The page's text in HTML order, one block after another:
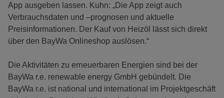
App ausgeben lassen. Kuhn: „Die App zeigt auch
Verbrauchsdaten und –prognosen und aktuelle
Preisinformationen. Der Kauf von Heizöl lässt sich direkt
über den BayWa Onlineshop auslösen.“
Die Aktivitäten zu erneuerbaren Energien sind bei der
BayWa r.e. renewable energy GmbH gebündelt. Die
BayWa r.e. ist national und international im Projektgeschäft